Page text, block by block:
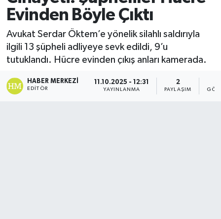
Evinden Böyle Çıktı
Avukat Serdar Öktem’e yönelik silahlı saldırıyla
ilgili 13 şüpheli adliyeye sevk edildi, 9’u
tutuklandı. Hücre evinden çıkış anları kamerada.
HABER MERKEZI
EDITÖR
11.10.2025 - 12:31
YAYINLANMA
2
PAYLAŞIM